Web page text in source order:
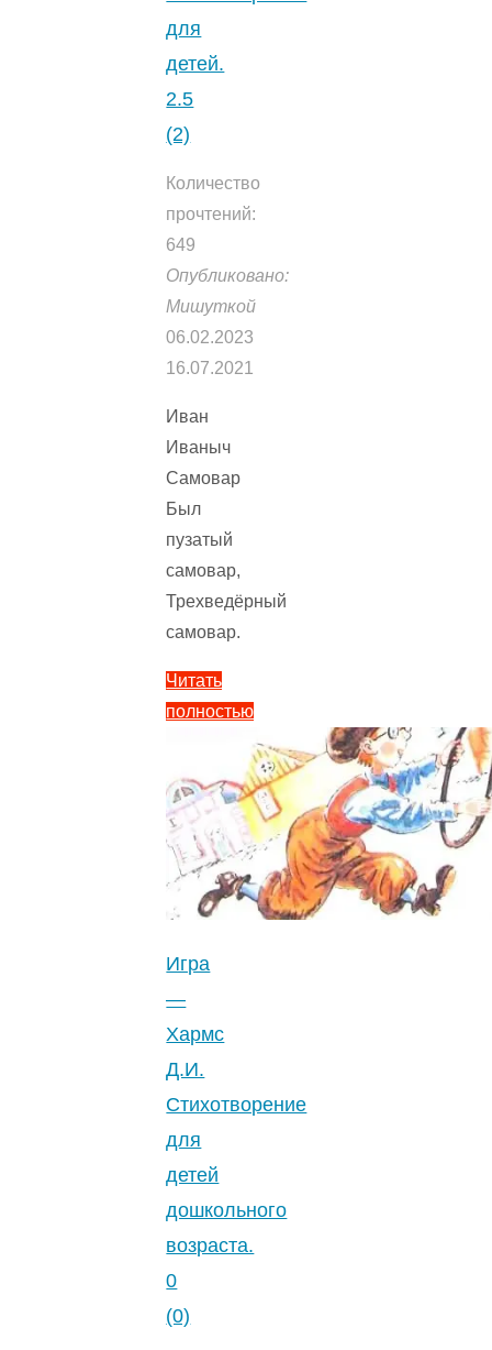
для
детей.
2.5
(2)
Количество
прочтений:
649
Опубликовано:
Мишуткой
06.02.2023
16.07.2021
Иван
Иваныч
Самовар
Был
пузатый
самовар,
Трехведёрный
самовар.
Читать
полностью
Самовар
—
Хармс
Д.И.
Стихотворение
для
(2)"
Игра
—
Хармс
Д.И.
Стихотворение
для
детей
дошкольного
возраста.
0
(0)